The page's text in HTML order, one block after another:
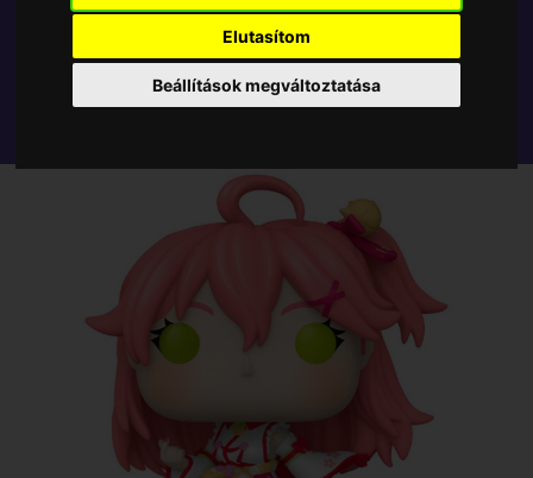
Elutasítom
Beállítások megváltoztatása